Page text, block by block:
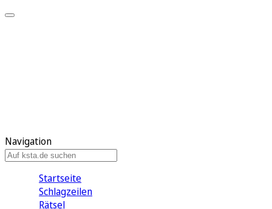
Navigation
Startseite
Schlagzeilen
Rätsel